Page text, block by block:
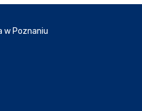
w Poznaniu